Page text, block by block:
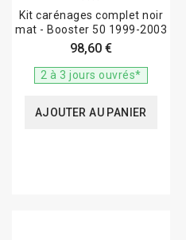
Kit carénages complet noir
mat - Booster 50 1999-2003
98,60 €
2 à 3 jours ouvrés*
AJOUTER AU PANIER